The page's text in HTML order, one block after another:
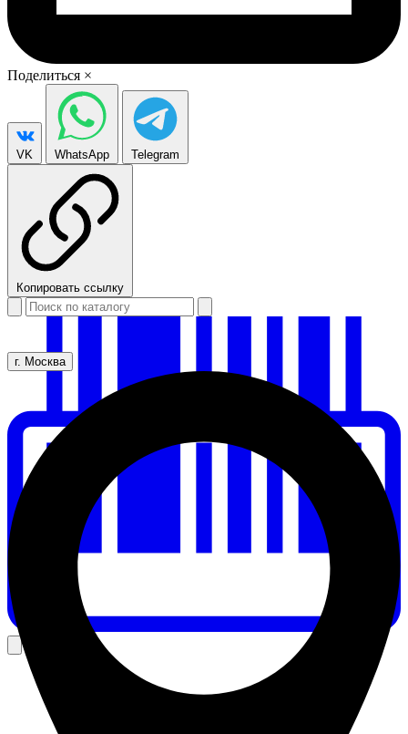
Поделиться ×
VK WhatsApp Telegram
Копировать ссылку